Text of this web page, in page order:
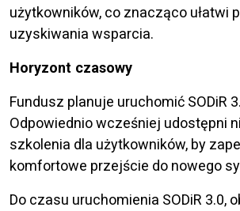
użytkowników, co znacząco ułatwi
uzyskiwania wsparcia.
Horyzont czasowy
Fundusz planuje uruchomić SODiR
Odpowiednio wcześniej udostępni
szkolenia dla użytkowników, by
komfortowe przejście do nowego
Do czasu uruchomienia SODiR 3.0,